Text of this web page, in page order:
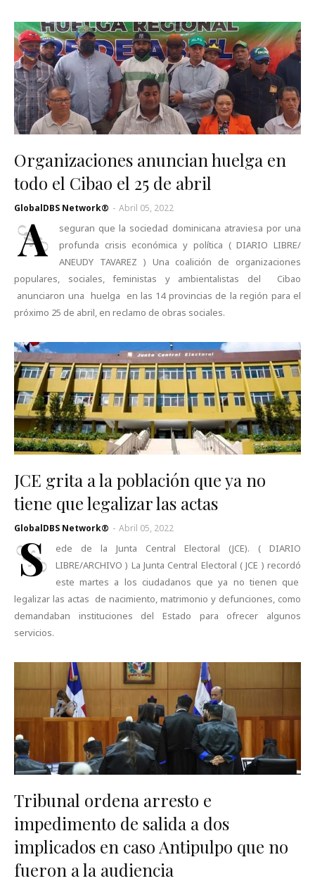
Organizaciones anuncian huelga en
todo el Cibao el 25 de abril
GlobalDBS Network® - Abril 05, 2022
A
seguran que la sociedad dominicana atraviesa por una
profunda crisis económica y política ( DIARIO LIBRE/
ANEUDY TAVAREZ ) Una coalición de organizaciones
populares, sociales, feministas y ambientalistas del Cibao
anunciaron una huelga en las 14 provincias de la región para el
próximo 25 de abril, en reclamo de obras sociales.
JCE grita a la población que ya no
tiene que legalizar las actas
GlobalDBS Network® - Abril 05, 2022
S
ede de la Junta Central Electoral (JCE). ( DIARIO
LIBRE/ARCHIVO ) La Junta Central Electoral ( JCE ) recordó
este martes a los ciudadanos que ya no tienen que
legalizar las actas de nacimiento, matrimonio y defunciones, como
demandaban instituciones del Estado para ofrecer algunos
servicios.
Tribunal ordena arresto e
impedimento de salida a dos
implicados en caso Antipulpo que no
fueron a la audiencia